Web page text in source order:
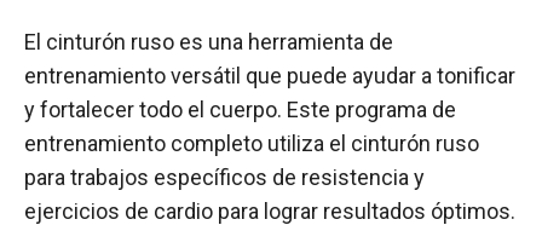
El cinturón ruso es una herramienta de
entrenamiento versátil que puede ayudar a tonificar
y fortalecer todo el cuerpo. Este programa de
entrenamiento completo utiliza el cinturón ruso
para trabajos específicos de resistencia y
ejercicios de cardio para lograr resultados óptimos.